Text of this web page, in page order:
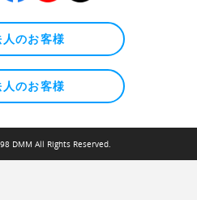
のお客様
のお客様
DMM All Rights Reserved.